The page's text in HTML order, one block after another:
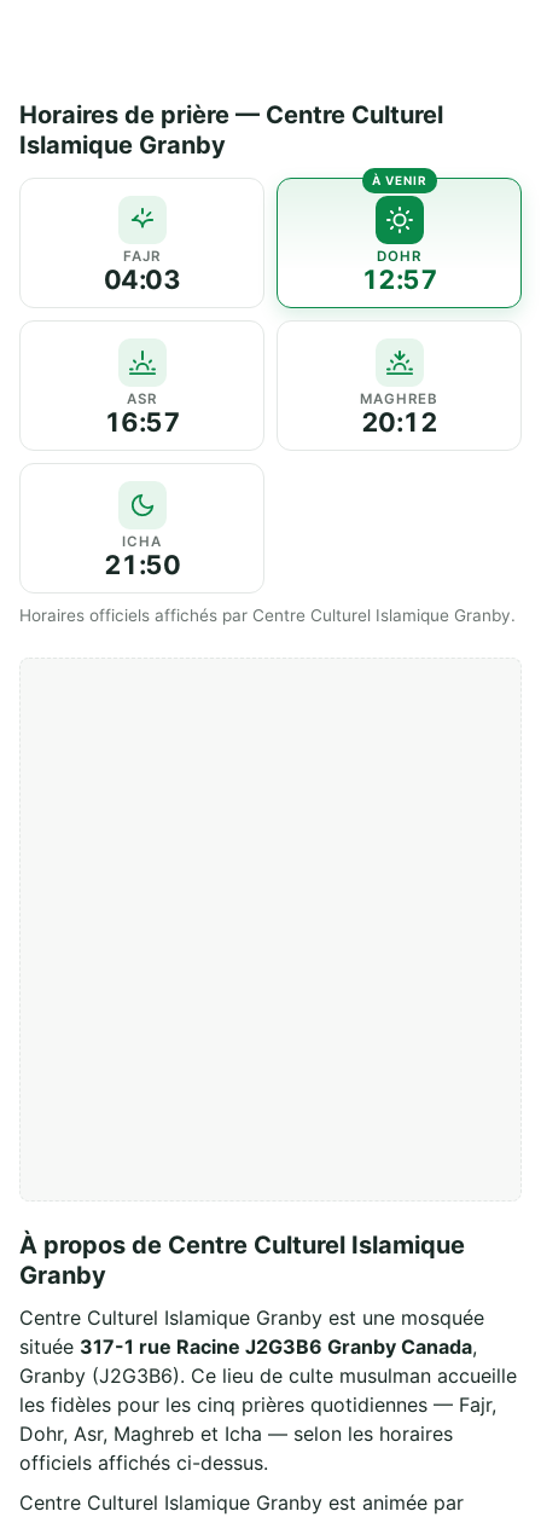
Horaires de prière — Centre Culturel
Islamique Granby
FAJR
04:03
DOHR
12:57
ASR
16:57
MAGHREB
20:12
ICHA
21:50
Horaires officiels affichés par Centre Culturel Islamique Granby.
À propos de Centre Culturel Islamique
Granby
Centre Culturel Islamique Granby est une mosquée
située 317-1 rue Racine J2G3B6 Granby Canada,
Granby (J2G3B6). Ce lieu de culte musulman accueille
les fidèles pour les cinq prières quotidiennes — Fajr,
Dohr, Asr, Maghreb et Icha — selon les horaires
officiels affichés ci-dessus.
Centre Culturel Islamique Granby est animée par